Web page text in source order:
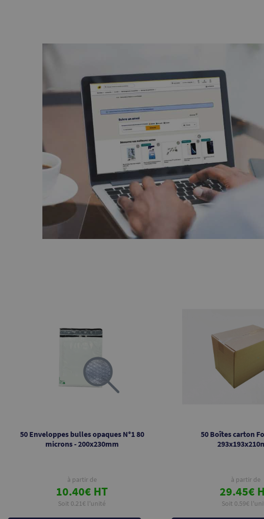
50 Enveloppes bulles opaques N°1 80
microns - 200x230mm
à partir de
10.40€ HT
Soit 0.21€ l'unité
50 Boîtes carton
à partir de
29.45€
Soit 0.59€